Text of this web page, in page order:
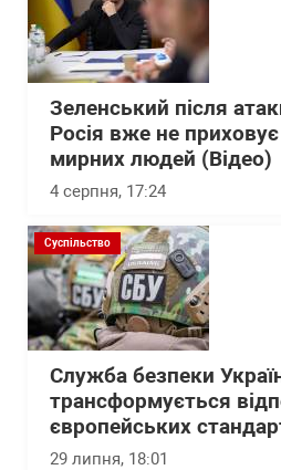
Зеленський після
Росія вже не
мирних людей (Відео)
4 серпня, 17:24
Суспільство
Служба безпеки
трансформується
європейських
29 липня, 18:01